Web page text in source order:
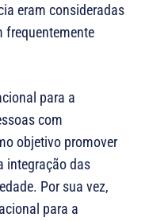
eram consideradas
frequentemente
para a
com
objetivo promover
integração das
Por sua vez,
para a